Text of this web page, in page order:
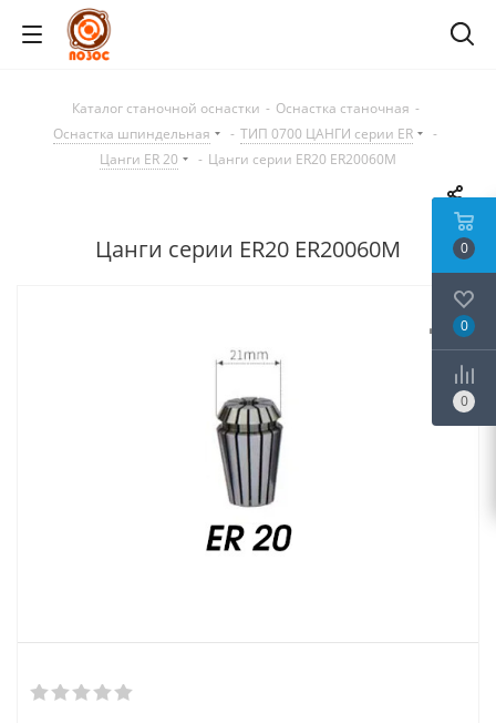
Каталог станочной оснастки - Оснастка станочная -
Оснастка шпиндельная
- ТИП 0700 ЦАНГИ серии ER
-
Цанги ER 20
- Цанги серии ER20 ER20060M
Цанги серии ER20 ER20060M 0
0
0